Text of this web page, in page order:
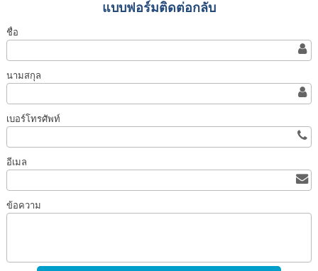
แบบฟอร์มติดต่อกลับ
ชื่อ
นามสกุล
เบอร์โทรศัพท์
อีเมล
ข้อความ